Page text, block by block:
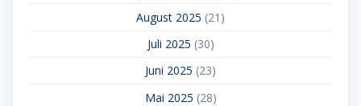
August 2025 (21)
Juli 2025 (30)
Juni 2025 (23)
Mai 2025 (28)